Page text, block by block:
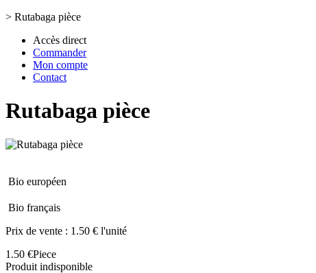
> Rutabaga pièce
Accès direct
Commander
Mon compte
Contact
Rutabaga pièce
Bio européen
Bio français
Prix de vente : 1.50 € l'unité
1.50 €Piece
Produit indisponible